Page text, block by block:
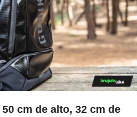
50 cm de alto, 32 cm de